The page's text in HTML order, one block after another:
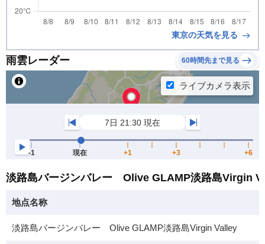
東京の天気を見る
雨雲レーダー 60時間先まで見る
淡路島バージンバレー Olive GLAMP淡路島Virgin
地点名称
淡路島バージンバレー Olive GLAMP淡路島Virgin Valley